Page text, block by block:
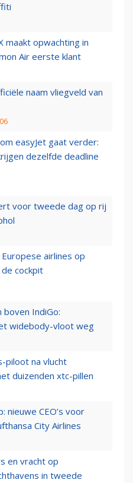
maakt opwachting in
Air eerste klant
naam vliegveld van
easyJet gaat verder:
dezelfde deadline
voor tweede dag op rij
airlines op
cockpit
boven IndiGo:
widebody-vloot weg
piloot na vlucht
duizenden xtc-pillen
nieuwe CEO’s voor
City Airlines
en vracht op
in tweede